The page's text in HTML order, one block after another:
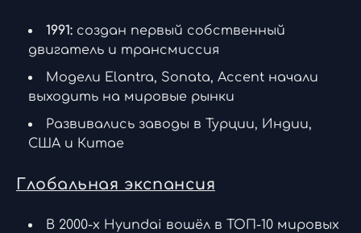
1991: создан первый собственный
двигатель и трансмиссия
Модели Elantra, Sonata, Accent начали
выходить на мировые рынки
Развивались заводы в Турции, Индии,
США и Китае
Глобальная экспансия
В 2000-х Hyundai вошёл в ТОП-10 мировых